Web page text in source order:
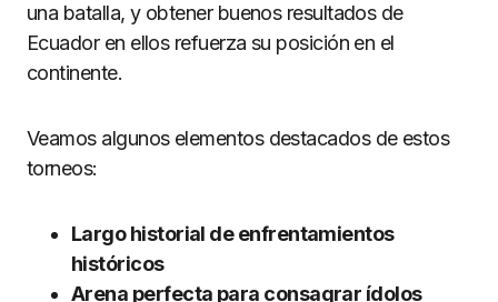
una batalla, y obtener buenos resultados de
Ecuador en ellos refuerza su posición en el
continente.
Veamos algunos elementos destacados de estos
torneos:
Largo historial de enfrentamientos
históricos
Arena perfecta para consagrar ídolos